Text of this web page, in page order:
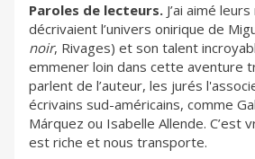
Paroles de lecteurs. J’ai aimé
décrivaient l’univers onirique de
noir, Rivages) et son talent
emmener loin dans cette aventure
parlent de l’auteur, les jurés
écrivains sud-américains, comme
Márquez ou Isabelle Allende. C’est
est riche et nous transporte.